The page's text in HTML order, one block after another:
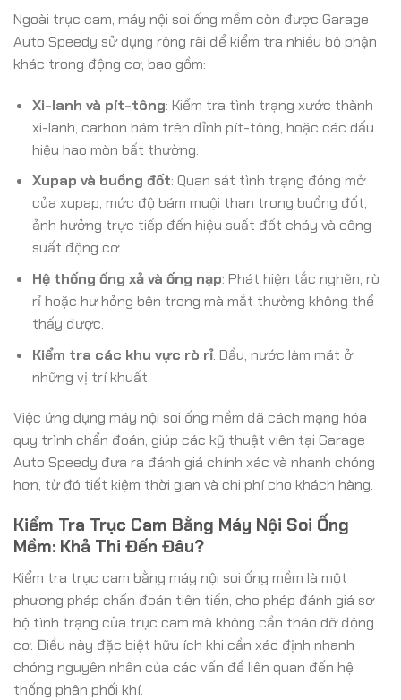
Ngoài trục cam, máy nội soi ống mềm còn được Garage
Auto Speedy sử dụng rộng rãi để kiểm tra nhiều bộ phận
khác trong động cơ, bao gồm:
Xi-lanh và pít-tông: Kiểm tra tình trạng xước thành
xi-lanh, carbon bám trên đỉnh pít-tông, hoặc các dấu
hiệu hao mòn bất thường.
Xupap và buồng đốt: Quan sát tình trạng đóng mở
của xupap, mức độ bám muội than trong buồng đốt,
ảnh hưởng trực tiếp đến hiệu suất đốt cháy và công
suất động cơ.
Hệ thống ống xả và ống nạp: Phát hiện tắc nghẽn, rò
rỉ hoặc hư hỏng bên trong mà mắt thường không thể
thấy được.
Kiểm tra các khu vực rò rỉ: Dầu, nước làm mát ở
những vị trí khuất.
Việc ứng dụng máy nội soi ống mềm đã cách mạng hóa
quy trình chẩn đoán, giúp các kỹ thuật viên tại Garage
Auto Speedy đưa ra đánh giá chính xác và nhanh chóng
hơn, từ đó tiết kiệm thời gian và chi phí cho khách hàng.
Kiểm Tra Trục Cam Bằng Máy Nội Soi Ống
Mềm: Khả Thi Đến Đâu?
Kiểm tra trục cam bằng máy nội soi ống mềm là một
phương pháp chẩn đoán tiên tiến, cho phép đánh giá sơ
bộ tình trạng của trục cam mà không cần tháo dỡ động
cơ. Điều này đặc biệt hữu ích khi cần xác định nhanh
chóng nguyên nhân của các vấn đề liên quan đến hệ
thống phân phối khí.